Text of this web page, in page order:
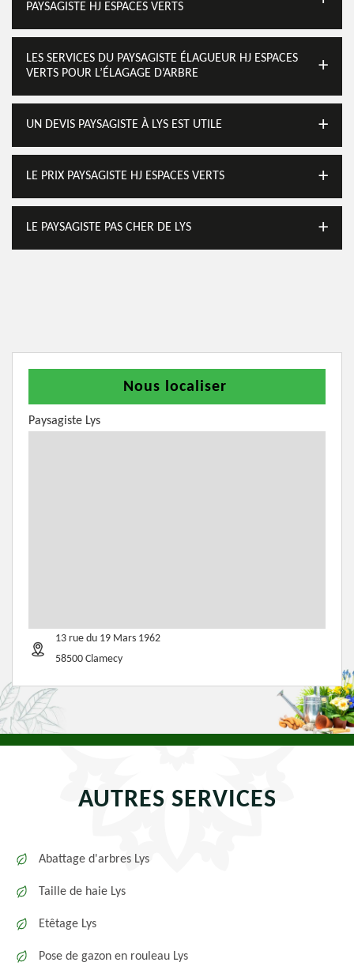
PAYSAGISTE HJ ESPACES VERTS
LES SERVICES DU PAYSAGISTE ÉLAGUEUR HJ ESPACES
VERTS POUR L’ÉLAGAGE D’ARBRE
UN DEVIS PAYSAGISTE À LYS EST UTILE
LE PRIX PAYSAGISTE HJ ESPACES VERTS
LE PAYSAGISTE PAS CHER DE LYS
Nous localiser
Paysagiste Lys
13 rue du 19 Mars 1962
58500 Clamecy
AUTRES SERVICES
Abattage d'arbres Lys
Taille de haie Lys
Etêtage Lys
Pose de gazon en rouleau Lys